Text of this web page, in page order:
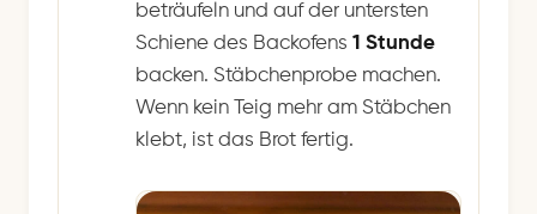
beträufeln und auf der untersten
Schiene des Backofens 1 Stunde
backen. Stäbchenprobe machen.
Wenn kein Teig mehr am Stäbchen
klebt, ist das Brot fertig.